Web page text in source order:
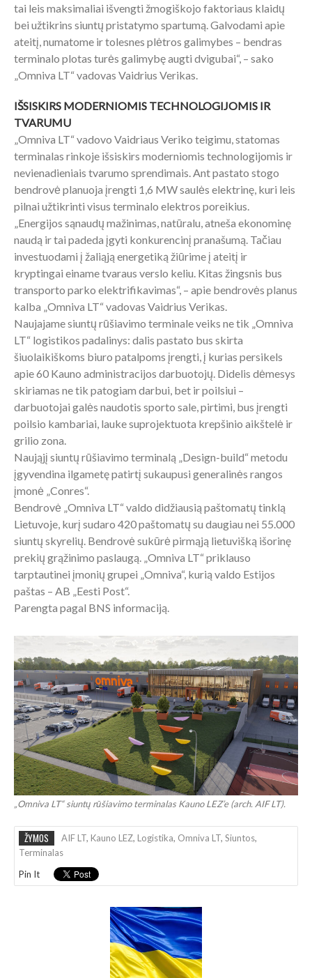
tai leis maksimaliai išvengti žmogiškojo faktoriaus klaidų
bei užtikrins siuntų pristatymo spartumą. Galvodami apie
ateitį, numatome ir tolesnes plėtros galimybes – bendras
terminalo plotas turės galimybę augti dvigubai“, – sako
„Omniva LT“ vadovas Vaidrius Verikas.
IŠSISKIRS MODERNIOMIS TECHNOLOGIJOMIS IR
TVARUMU
„Omniva LT“ vadovo Vaidriaus Veriko teigimu, statomas
terminalas rinkoje išsiskirs moderniomis technologijomis ir
nevienadieniais tvarumo sprendimais. Ant pastato stogo
bendrovė planuoja įrengti 1,6 MW saulės elektrinę, kuri leis
pilnai užtikrinti visus terminalo elektros poreikius.
„Energijos sąnaudų mažinimas, natūralu, atneša ekonominę
naudą ir tai padeda įgyti konkurencinį pranašumą. Tačiau
investuodami į žaliąją energetiką žiūrime į ateitį ir
kryptingai einame tvaraus verslo keliu. Kitas žingsnis bus
transporto parko elektrifikavimas“, – apie bendrovės planus
kalba „Omniva LT“ vadovas Vaidrius Verikas.
Naujajame siuntų rūšiavimo terminale veiks ne tik „Omniva
LT“ logistikos padalinys: dalis pastato bus skirta
šiuolaikiškoms biuro patalpoms įrengti, į kurias persikels
apie 60 Kauno administracijos darbuotojų. Didelis dėmesys
skiriamas ne tik patogiam darbui, bet ir poilsiui –
darbuotojai galės naudotis sporto sale, pirtimi, bus įrengti
poilsio kambariai, lauke suprojektuota krepšinio aikštelė ir
grilio zona.
Naująjį siuntų rūšiavimo terminalą „Design-build“ metodu
įgyvendina ilgametę patirtį sukaupusi generalinės rangos
įmonė „Conres“.
Bendrovė „Omniva LT“ valdo didžiausią paštomatų tinklą
Lietuvoje, kurį sudaro 420 paštomatų su daugiau nei 55.000
siuntų skyrelių. Bendrovė sukūrė pirmąją lietuvišką išorinę
prekių grąžinimo paslaugą. „Omniva LT“ priklauso
tarptautinei įmonių grupei „Omniva“, kurią valdo Estijos
paštas – AB „Eesti Post“.
Parengta pagal BNS informaciją.
„Omniva LT“ siuntų rūšiavimo terminalas Kauno LEZ’e (arch. AIF LT).
ŽYMOS AIF LT, Kauno LEZ, Logistika, Omniva LT, Siuntos,
Terminalas
Pin It